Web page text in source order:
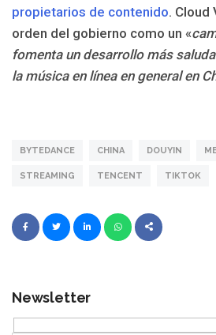
propietarios de contenido. Cloud
orden del gobierno como un «
fomenta un desarrollo más
la música en línea en general en
BYTEDANCE CHINA DOUYIN
STREAMING TENCENT TIKTOK
Newsletter